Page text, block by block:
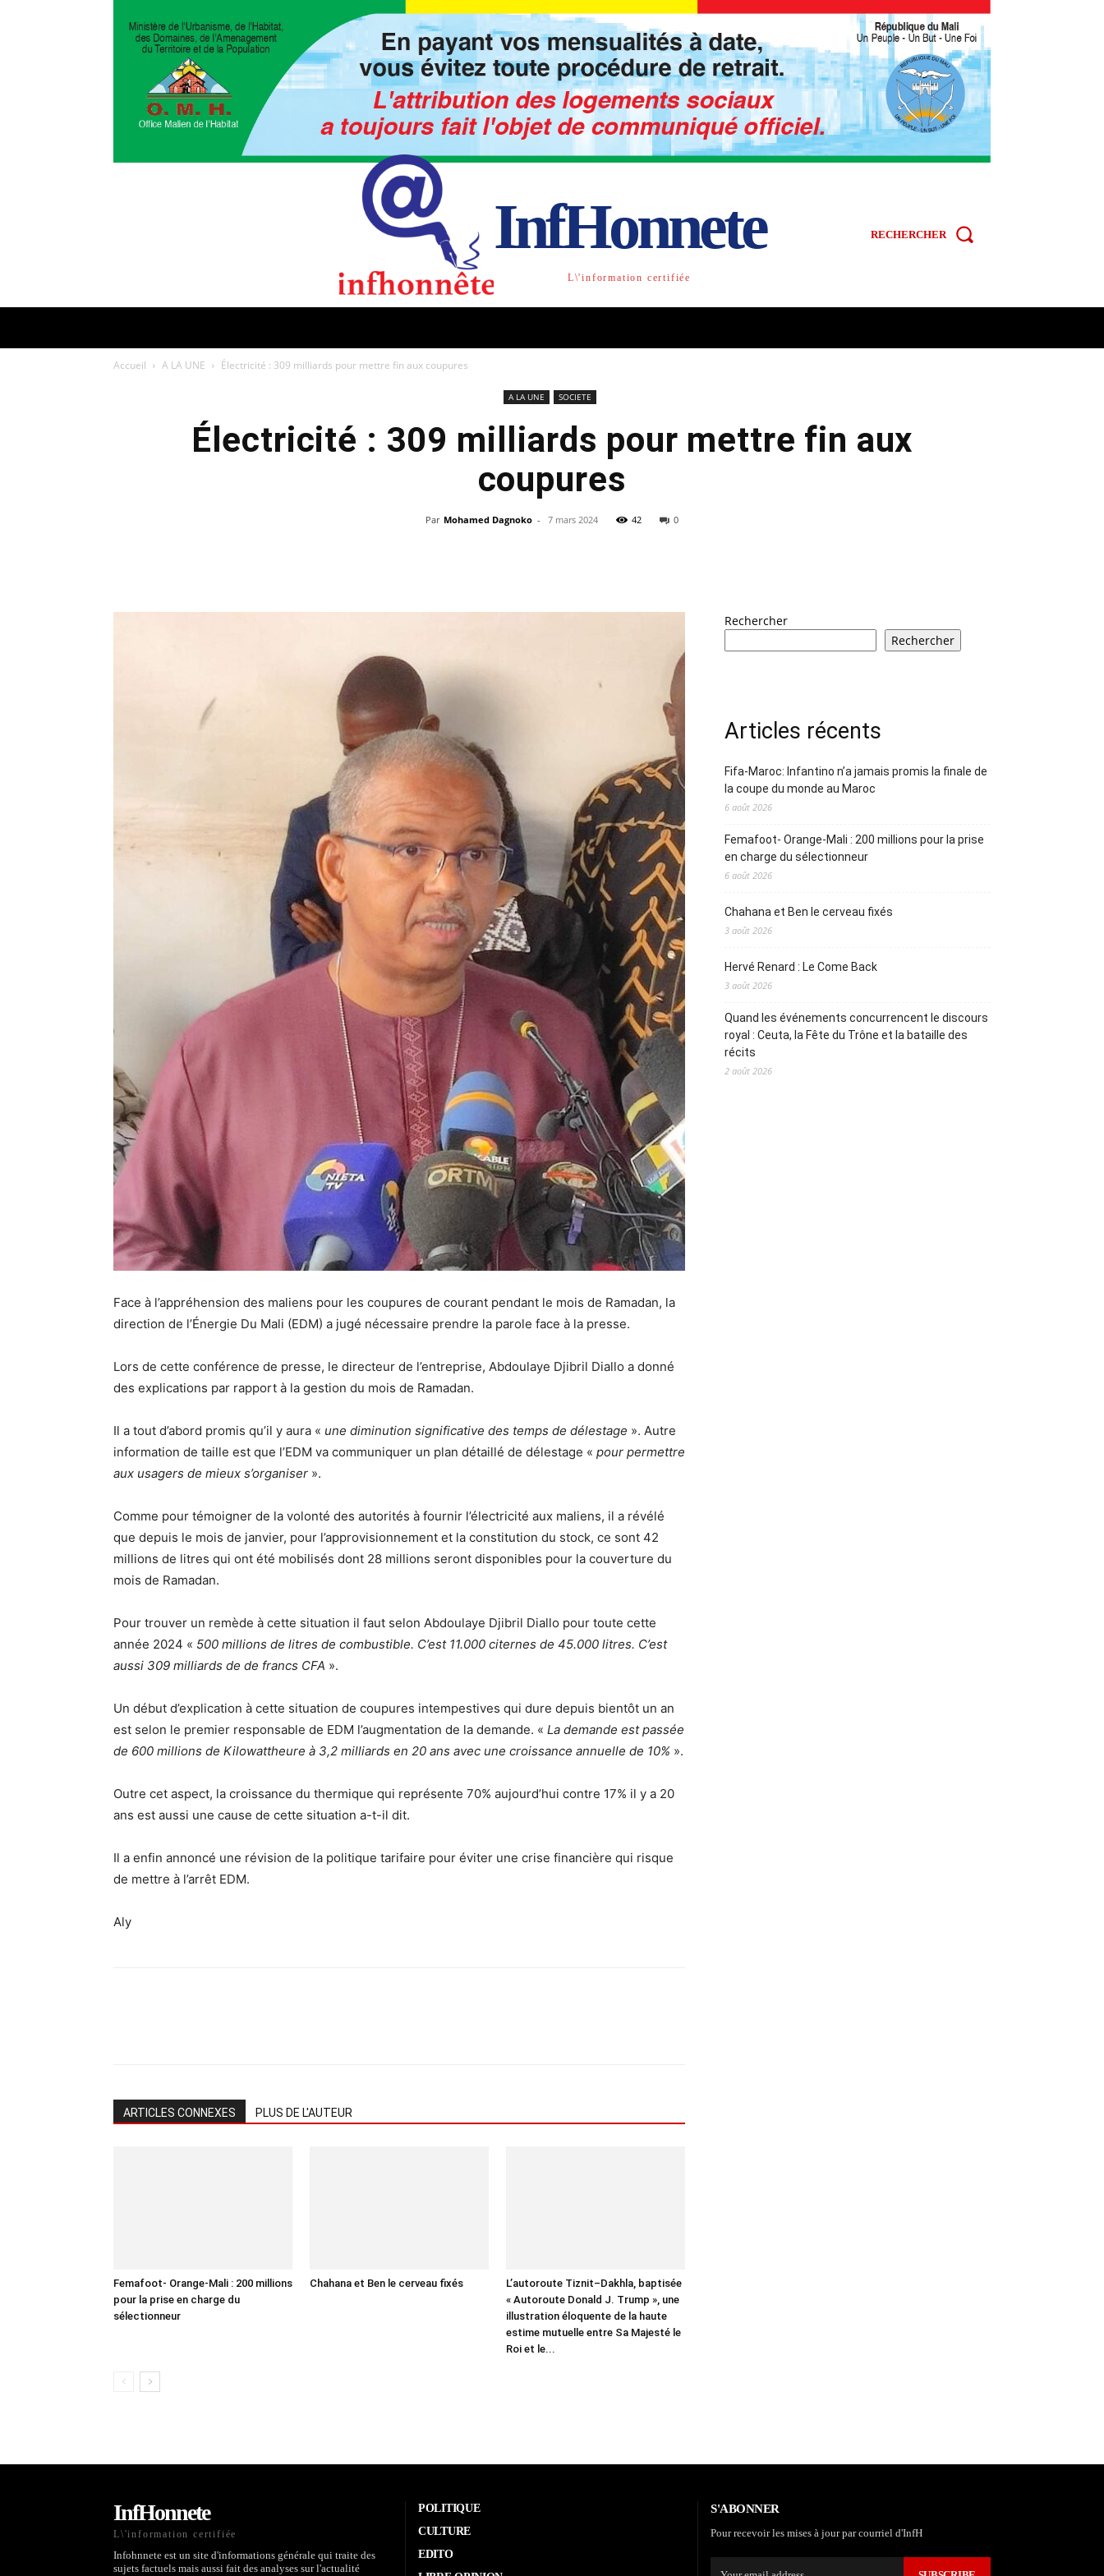
InfHonnete
L\'information certifiée
RECHERCHER
Accueil A LA UNE Électricité : 309 milliards pour mettre fin aux coupures
A LA UNE SOCIETE
Électricité : 309 milliards pour mettre fin aux
coupures
Par Mohamed Dagnoko - 7 mars 2024 42 0
Face à l’appréhension des maliens pour les coupures de courant pendant le mois de Ramadan, la
direction de l’Énergie Du Mali (EDM) a jugé nécessaire prendre la parole face à la presse.
Lors de cette conférence de presse, le directeur de l’entreprise, Abdoulaye Djibril Diallo a donné
des explications par rapport à la gestion du mois de Ramadan.
Il a tout d’abord promis qu’il y aura « une diminution significative des temps de délestage ». Autre
information de taille est que l’EDM va communiquer un plan détaillé de délestage « pour permettre
aux usagers de mieux s’organiser ».
Comme pour témoigner de la volonté des autorités à fournir l’électricité aux maliens, il a révélé
que depuis le mois de janvier, pour l’approvisionnement et la constitution du stock, ce sont 42
millions de litres qui ont été mobilisés dont 28 millions seront disponibles pour la couverture du
mois de Ramadan.
Pour trouver un remède à cette situation il faut selon Abdoulaye Djibril Diallo pour toute cette
année 2024 « 500 millions de litres de combustible. C’est 11.000 citernes de 45.000 litres. C’est
aussi 309 milliards de de francs CFA ».
Un début d’explication à cette situation de coupures intempestives qui dure depuis bientôt un an
est selon le premier responsable de EDM l’augmentation de la demande. « La demande est passée
de 600 millions de Kilowattheure à 3,2 milliards en 20 ans avec une croissance annuelle de 10% ».
Outre cet aspect, la croissance du thermique qui représente 70% aujourd’hui contre 17% il y a 20
ans est aussi une cause de cette situation a-t-il dit.
Il a enfin annoncé une révision de la politique tarifaire pour éviter une crise financière qui risque
de mettre à l’arrêt EDM.
Aly
ARTICLES CONNEXES PLUS DE L'AUTEUR
Femafoot- Orange-Mali : 200 millions
pour la prise en charge du
sélectionneur
Chahana et Ben le cerveau fixés
L’autoroute Tiznit–Dakhla, baptisée
« Autoroute Donald J. Trump », une
illustration éloquente de la haute
estime mutuelle entre Sa Majesté le
Roi et le...
Rechercher
Rechercher
Articles récents
Fifa-Maroc: Infantino n’a jamais promis la finale de
la coupe du monde au Maroc
6 août 2026
Femafoot- Orange-Mali : 200 millions pour la prise
en charge du sélectionneur
6 août 2026
Chahana et Ben le cerveau fixés
3 août 2026
Hervé Renard : Le Come Back
3 août 2026
Quand les événements concurrencent le discours
royal : Ceuta, la Fête du Trône et la bataille des
récits
2 août 2026
InfHonnete
L\'information certifiée
Infohnnete est un site d'informations générale qui traite des
sujets factuels mais aussi fait des analyses sur l'actualité
POLITIQUE
CULTURE
EDITO
S'ABONNER
Pour recevoir les mises à jour par courriel d'InfH